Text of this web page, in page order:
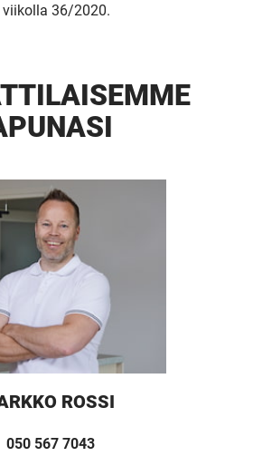
36/2020.
ROSSI
050 567 7043